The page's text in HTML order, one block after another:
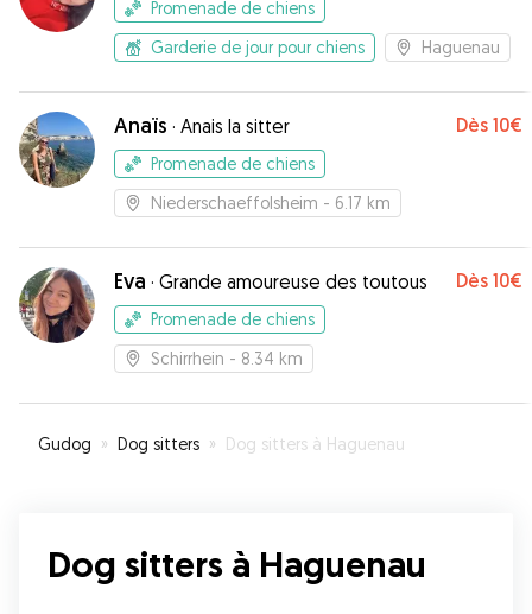
Promenade de chiens
Garderie de jour pour chiens
Haguenau
Anaïs · Anais la sitter Dès 10€
Promenade de chiens
Niederschaeffolsheim - 6.17 km
Eva · Grande amoureuse des toutous Dès 10€
Promenade de chiens
Schirrhein - 8.34 km
Gudog » Dog sitters » Dog sitters à Haguenau
Dog sitters à Haguenau